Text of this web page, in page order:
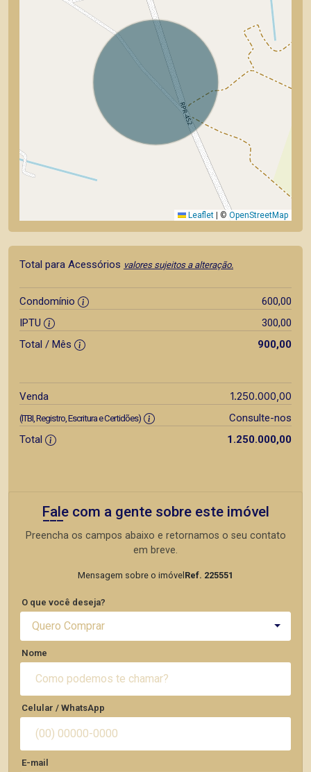
Leaflet © OpenStreetMap
Total para Acessórios valores sujeitos a alteração.
Condomínio
600,00
IPTU
300,00
Total / Mês
900,00
Venda 1.250.000,00
(ITBI, Registro, Escritura e Certidões)
Consulte-nos
Total
1.250.000,00
Fale com a gente sobre este imóvel
Preencha os campos abaixo e retornamos o seu contato
em breve.
Mensagem sobre o imóvel Ref. 225551
O que você deseja?
Quero Comprar
Nome
Celular / WhatsApp
E-mail